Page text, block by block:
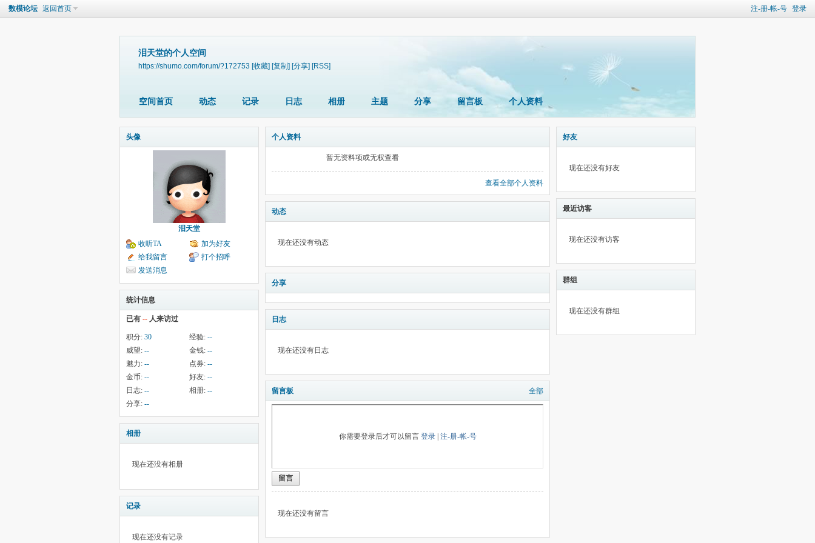
注-册-帐-号 登录
数模论坛 返回首页
泪天堂的个人空间
https://shumo.com/forum/?172753 [收藏] [复制] [分享] [RSS]
空间首页 动态 记录 日志 相册 主题 分享 留言板 个人资料
头像
泪天堂
收听TA
加为好友
给我留言
打个招呼
发送消息
统计信息
已有 -- 人来访过
积分: 30 经验: --
威望: -- 金钱: --
魅力: -- 点券: --
金币: -- 好友: --
日志: -- 相册: --
分享: --
相册
现在还没有相册
记录
现在还没有记录
个人资料
暂无资料项或无权查看
查看全部个人资料
动态
现在还没有动态
分享
日志
现在还没有日志
留言板 全部
你需要登录后才可以留言 登录| 注-册-帐-号
留言
现在还没有留言
好友
现在还没有好友
最近访客
现在还没有访客
群组
现在还没有群组